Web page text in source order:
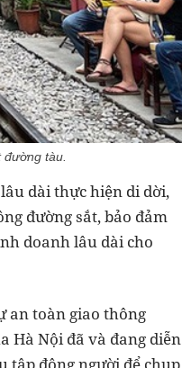
tàu.
dài thực hiện di dời,
đường sắt, bảo đảm
doanh lâu dài cho
an toàn giao thông
Hà Nội đã và đang diễn
tập đông người để chụp